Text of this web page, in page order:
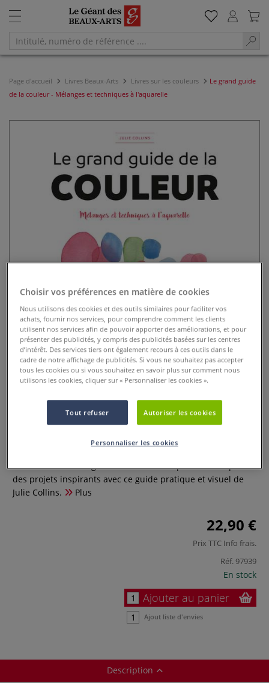
Page d'accueil Livres Beaux-Arts Livres sur les couleurs
Le grand guide
de la couleur - Mélanges et techniques à l'aquarelle
Le grand guide de la couleur -
Mélanges et techniques à
l'aquarelle
0 Commentaires
Maîtrisez les mélanges de couleurs à l'aquarelle et explorez
des projets inspirants avec ce guide pratique et visuel de
Julie Collins.
Plus
22,90 €
Prix TTC Info frais.
Réf. 97939
En stock
Ajouter au panier
Ajout liste d'envies
Description
Choisir vos préférences en matière de cookies
Nous utilisons des cookies et des outils similaires pour faciliter vos
achats, fournir nos services, pour comprendre comment les clients
utilisent nos services afin de pouvoir apporter des améliorations, et pour
présenter des publicités, y compris des publicités basées sur les centres
d’intérêt. Des services tiers ont également recours à ces outils dans le
cadre de notre affichage de publicités. Si vous ne souhaitez pas accepter
tous les cookies ou si vous souhaitez en savoir plus sur comment nous
utilisons les cookies, cliquer sur « Personnaliser les cookies ».
Tout refuser Autoriser les cookies
Personnaliser les cookies